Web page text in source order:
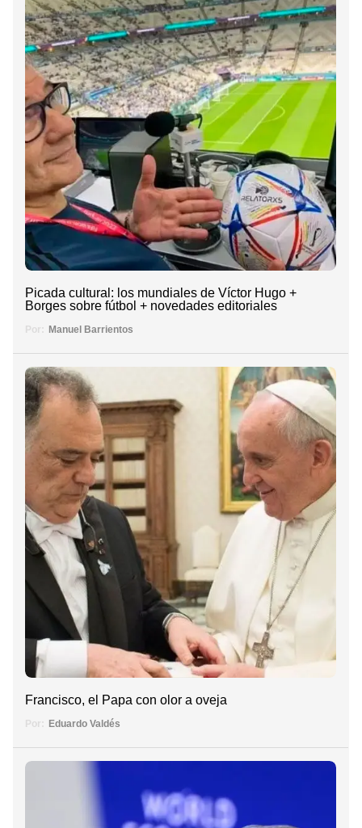
Picada cultural: los mundiales de Víctor Hugo +
Borges sobre fútbol + novedades editoriales
Por: Manuel Barrientos
Francisco, el Papa con olor a oveja
Por: Eduardo Valdés